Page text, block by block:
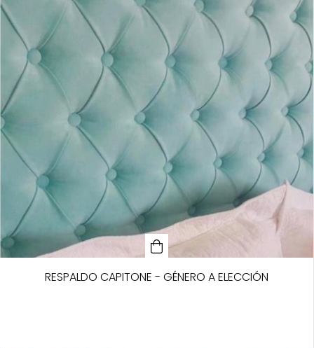
RESPALDO CAPITONE - GÉNERO A ELECCIÓN